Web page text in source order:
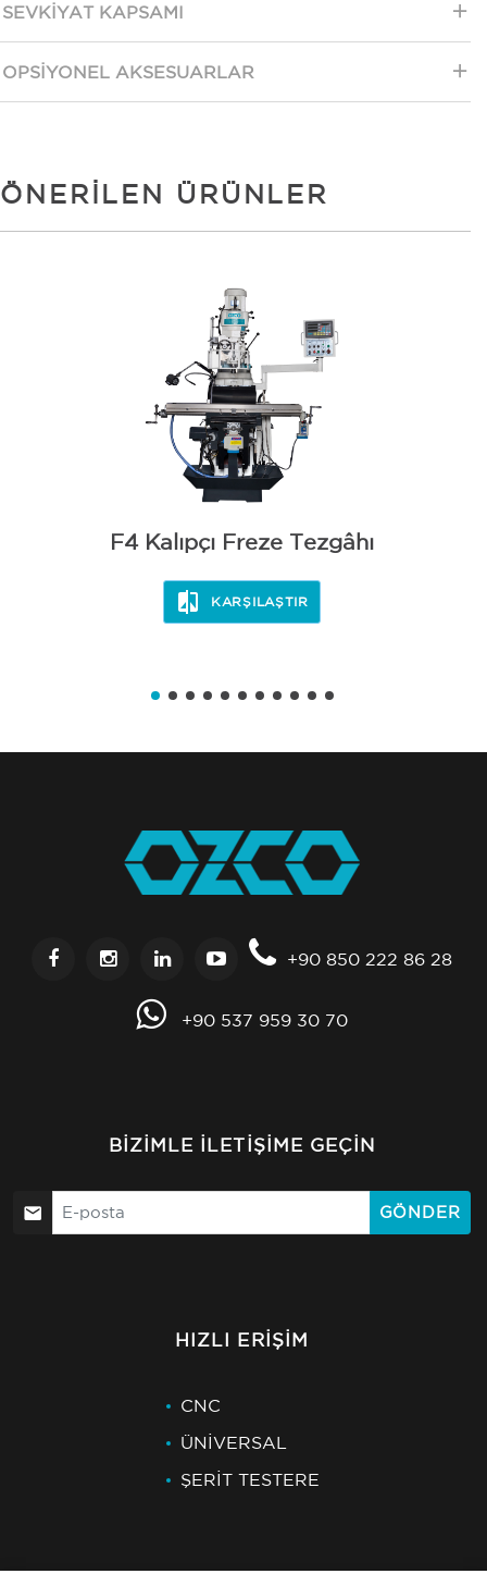
SEVKIYAT KAPSAMI
OPSIYONEL AKSESUARLAR
ÖNERILEN ÜRÜNLER
F4 Kalıpçı Freze Tezgâhı
KARŞILAŞTIR
+90 850 222 86 28
+90 537 959 30 70
BIZIMLE İLETIŞIME GEÇIN
GÖNDER
HIZLI ERIŞIM
CNC
ÜNİVERSAL
ŞERİT TESTERE